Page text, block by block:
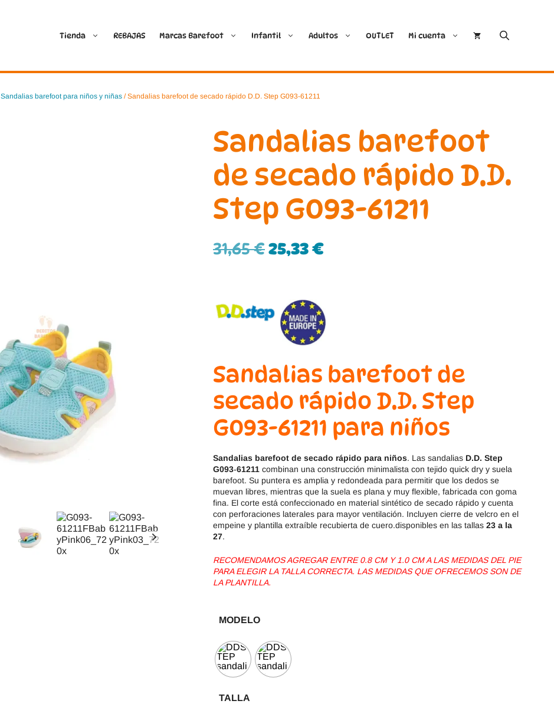
Tienda REBAJAS Marcas Barefoot
Ballop
Pirufin
Saguaro
SlipStop
Victoria
Batilas
Crecendo
Gioseppo
Cóndor
Deditos
Demax
FlexiNens
Koops
OldSoles
RIA
Vivant
Dodo Shoes
Igor
Lang.S
Tikki
Infantil Adultos OUTLET Mi cuenta
Sandalias barefoot para niños y niñas / Sandalias barefoot de secado rápido D.D. Step G093-61211
Sandalias barefoot
de secado rápido D.D.
Step G093-61211
31,65€25,33€
Sandalias barefoot de
secado rápido D.D. Step
G093-61211 para niños
Sandalias barefoot de secado rápido para niños. Las sandalias D.D. Step
G093‑61211 combinan una construcción minimalista con tejido quick dry y suela
barefoot. Su puntera es amplia y redondeada para permitir que los dedos se
muevan libres, mientras que la suela es plana y muy flexible, fabricada con goma
fina. El corte está confeccionado en material sintético de secado rápido y cuenta
con perforaciones laterales para mayor ventilación. Incluyen cierre de velcro en el
empeine y plantilla extraíble recubierta de cuero.disponibles en las tallas 23 a la
27.
RECOMENDAMOS AGREGAR ENTRE 0.8 CM Y 1.0 CM A LAS MEDIDAS DEL PIE
PARA ELEGIR LA TALLA CORRECTA. LAS MEDIDAS QUE OFRECEMOS SON DE
LA PLANTILLA.
MODELO
TALLA